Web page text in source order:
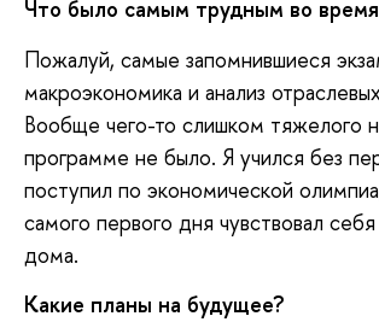
Что было самым трудным во
Пожалуй, самые запомнившиеся
макроэкономика и анализ
Вообще чего-то слишком тяжелого
программе не было. Я учился без
поступил по экономической
самого первого дня чувствовал
дома.
Какие планы на будущее?